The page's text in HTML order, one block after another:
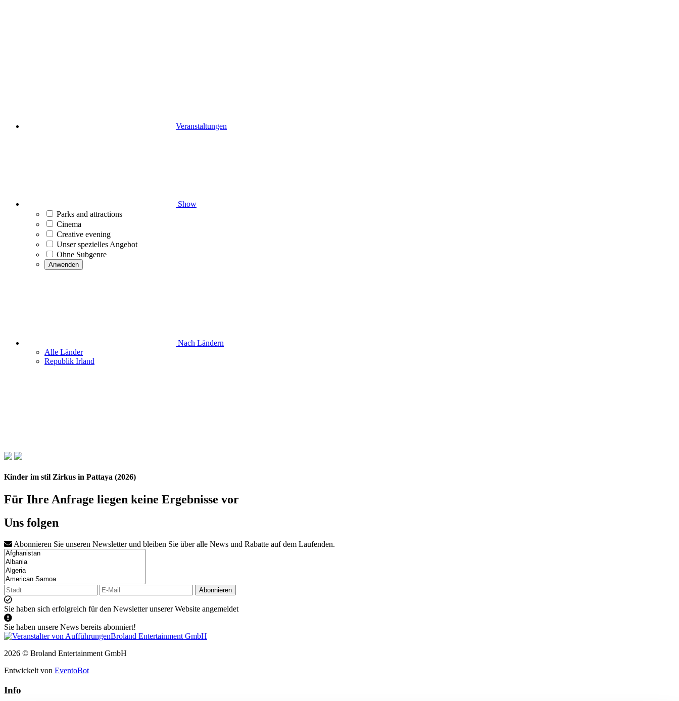
Veranstaltungen
Show
Parks and attractions
Cinema
Creative evening
Unser spezielles Angebot
Ohne Subgenre
Anwenden
Nach Ländern
Alle Länder
Republik Irland
Kinder im stil Zirkus in Pattaya (2026)
Für Ihre Anfrage liegen keine Ergebnisse vor
Uns folgen
Abonnieren Sie unseren Newsletter und bleiben Sie über alle News und Rabatte auf dem Laufenden.
Abonnieren
Sie haben sich erfolgreich für den Newsletter unserer Website angemeldet
Sie haben unsere News bereits abonniert!
2026 © Broland Entertainment GmbH
Entwickelt von EventoBot
Info